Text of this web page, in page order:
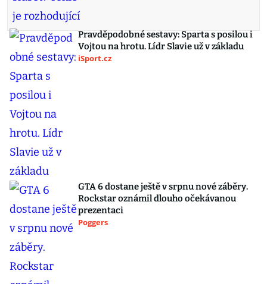
Pravděpodobné sestavy: Sparta s posilou i
Vojtou na hrotu. Lídr Slavie už v základu
iSport.cz
GTA 6 dostane ještě v srpnu nové záběry.
Rockstar oznámil dlouho očekávanou
prezentaci
Poggers